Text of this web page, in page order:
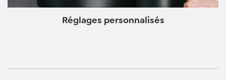
Réglages personnalisés